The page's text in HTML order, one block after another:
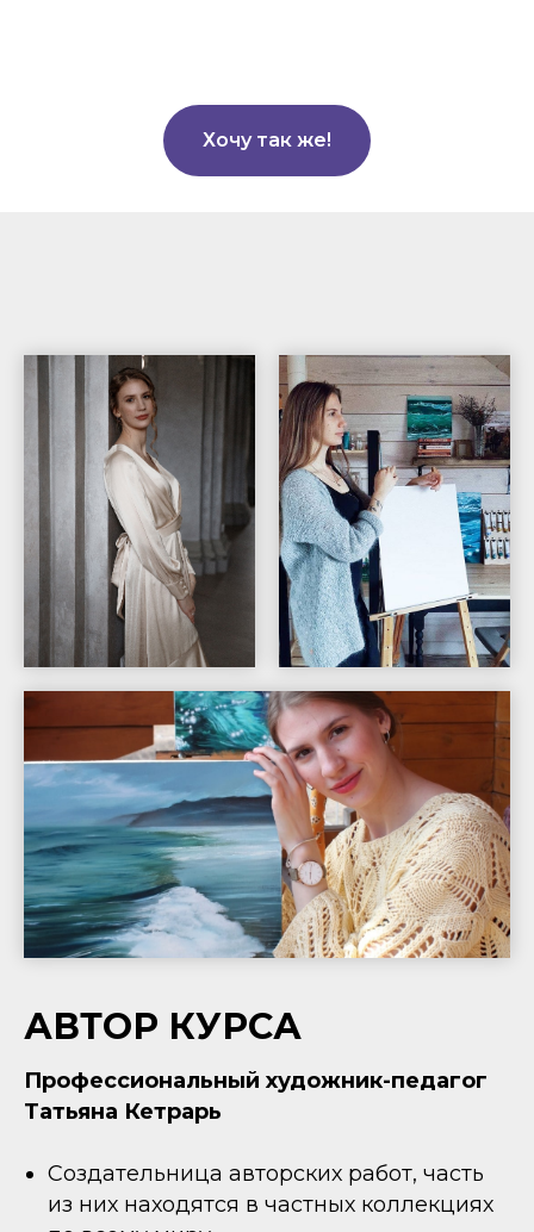
Хочу так же!
АВТОР КУРСА
Профессиональный художник-педагог
Татьяна Кетрарь
Создательница авторских работ, часть
из них находятся в частных коллекциях